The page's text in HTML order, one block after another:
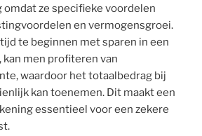
omdat ze specifieke voordelen
en vermogensgroei.
te beginnen met sparen in een
men profiteren van
waardoor het totaalbedrag bij
kan toenemen. Dit maakt een
essentieel voor een zekere